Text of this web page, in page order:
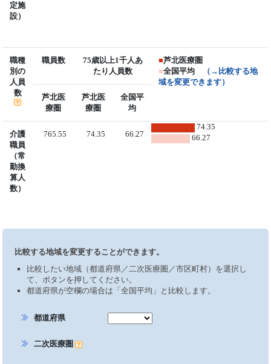
定施
設）
職種
別の
人員
数
職員数
75歳以上1千人あ
たり人員数
■芦北医療圏
■全国平均
（→比較する地
域を変更できます）
芦北医
療圏
芦北医
療圏
全国平
均
介護
職員
（常
勤換
算人
数）
765.55 74.35 66.27
74.35
66.27
比較する地域を変更することができます。
比較したい地域（都道府県／二次医療圏／市区町村）を選択し
て、ボタンを押してください。
都道府県が空欄の場合は「全国平均」と比較します。
都道府県
二次医療圏